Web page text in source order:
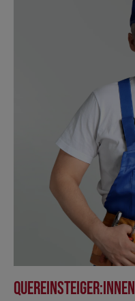
Quereinsteiger:innen